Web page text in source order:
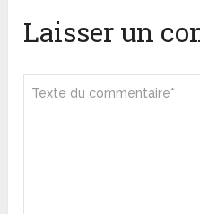
Laisser un